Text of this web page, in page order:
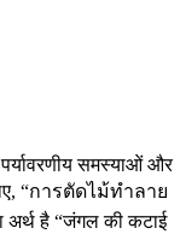
समस्याओं और
“การตัดไม้ทำลาย
है “जंगल की कटाई